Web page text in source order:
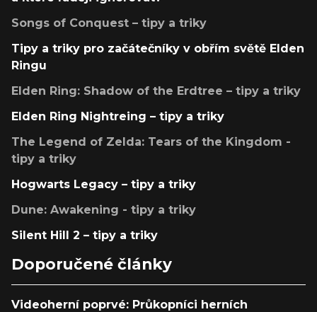
Songs of Conquest – tipy a triky
Tipy a triky pro začátečníky v obřím světě Elden
Ringu
Elden Ring: Shadow of the Erdtree – tipy a triky
Elden Ring Nightreing – tipy a triky
The Legend of Zelda: Tears of the Kingdom -
tipy a triky
Hogwarts Legacy – tipy a triky
Dune: Awakening - tipy a triky
Silent Hill 2 – tipy a triky
Doporučené články
Videoherní poprvé: Průkopníci herních